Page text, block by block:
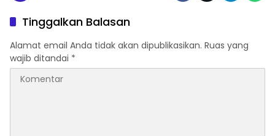
Tinggalkan Balasan
Alamat email Anda tidak akan dipublikasikan. Ruas yang
wajib ditandai *